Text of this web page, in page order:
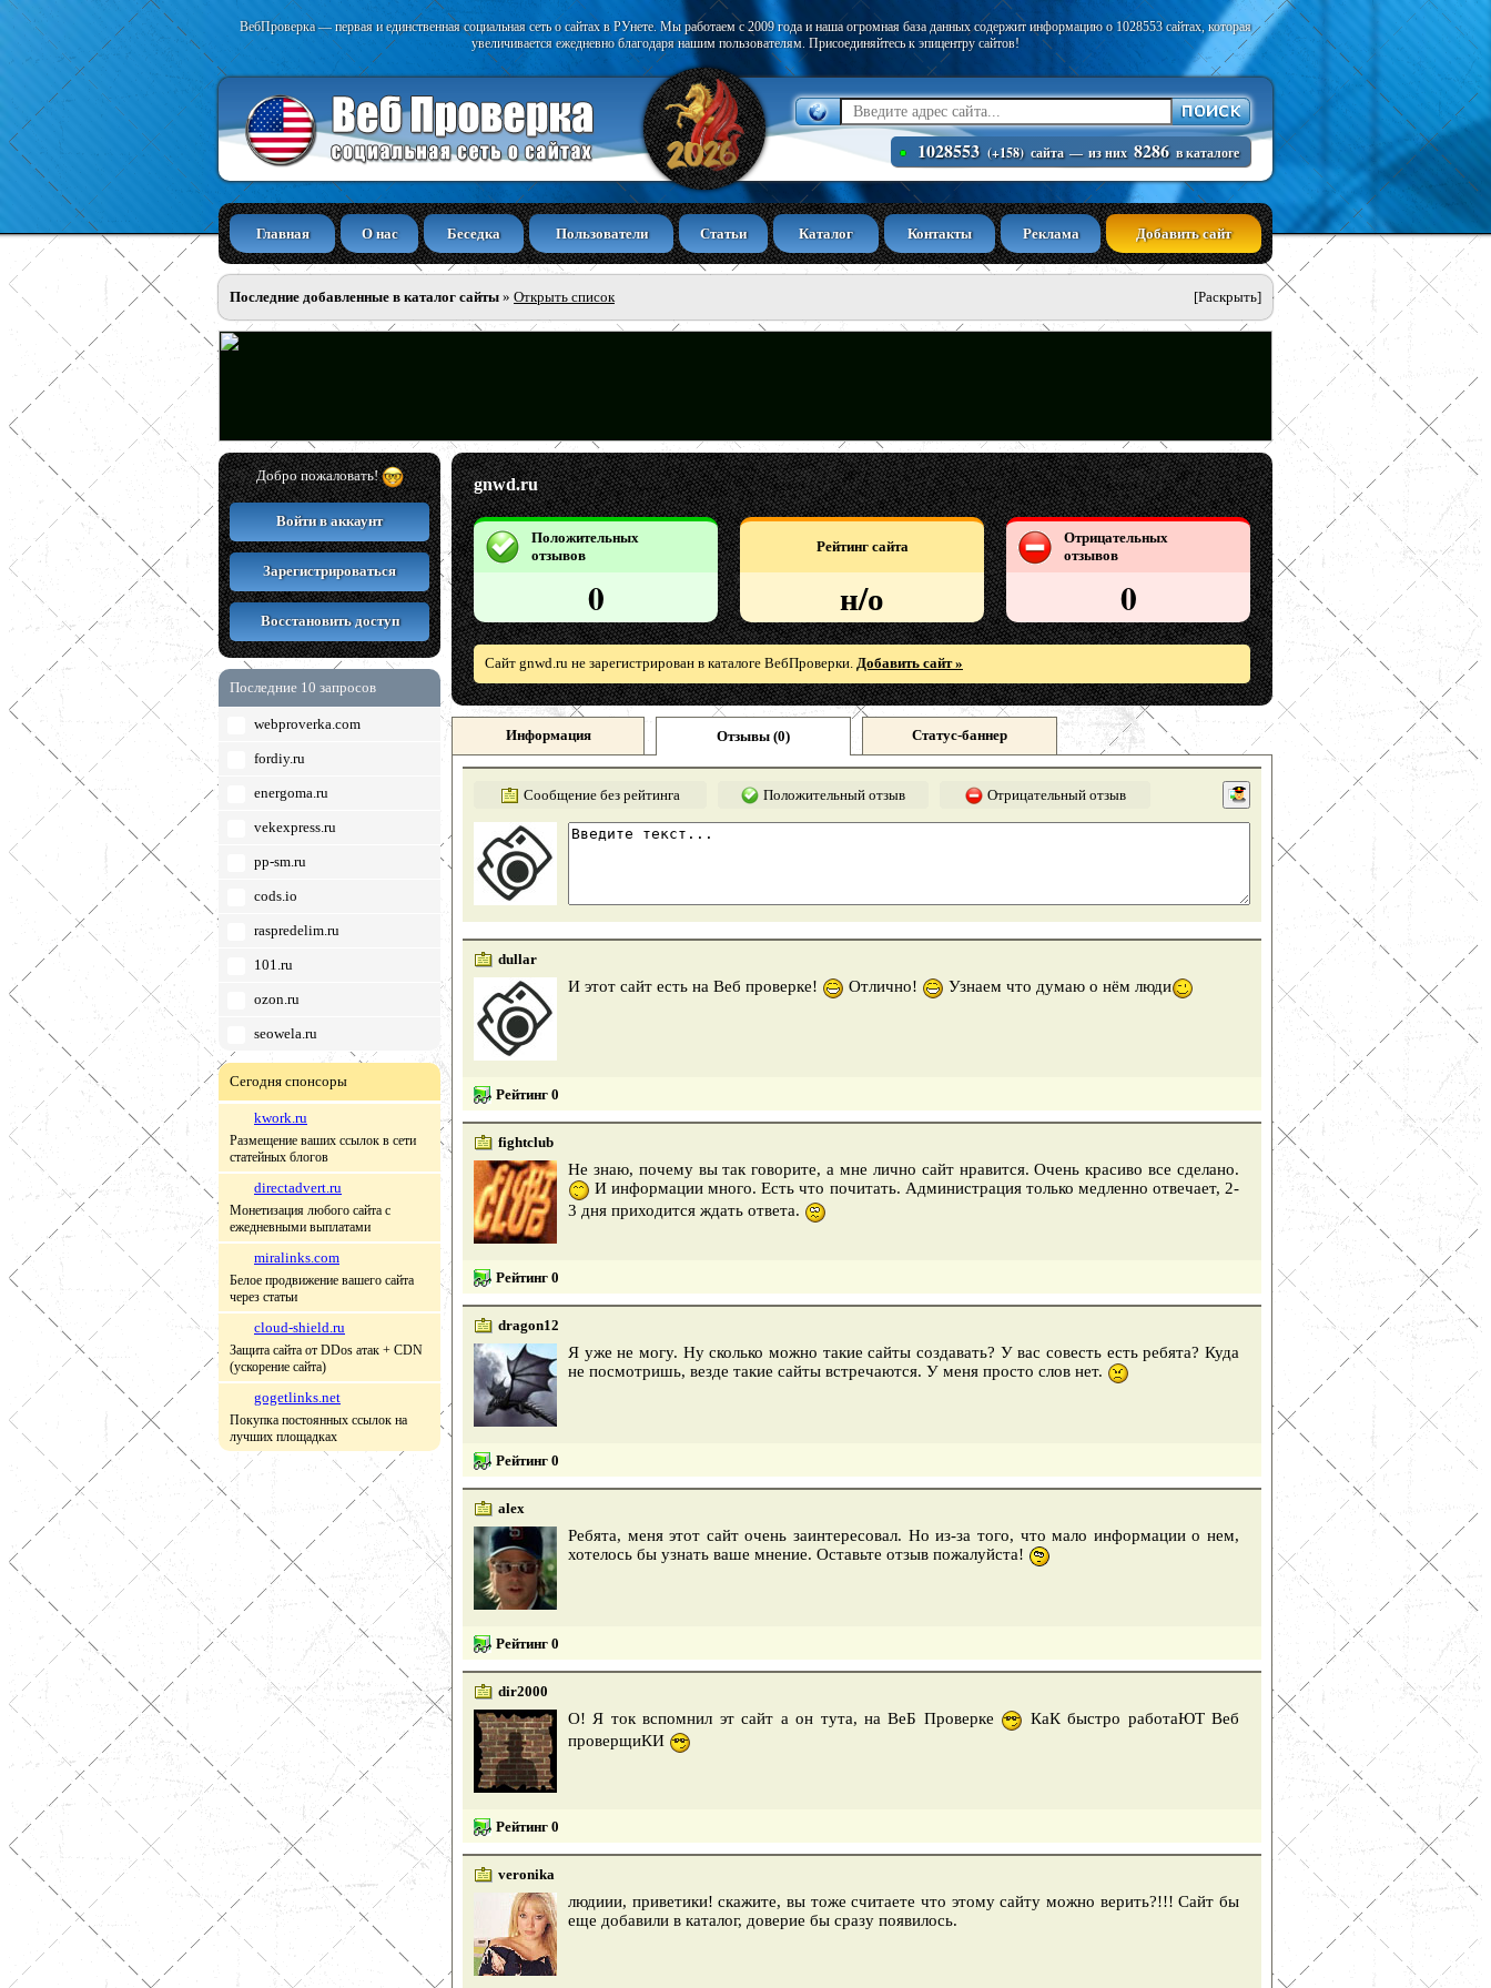
ВебПроверка — первая и единственная социальная сеть о сайтах в РУнете. Мы работаем с 2009 года и наша огромная база данных содержит информацию о 1028553 сайтах, которая
увеличивается ежедневно благодаря нашим пользователям. Присоединяйтесь к эпицентру сайтов!
1028553 (+158) сайта — из них 8286 в каталоге
Главная О нас Беседка Пользователи Статьи Каталог Контакты Реклама Добавить сайт
Последние добавленные в каталог сайты » Открыть список [Раскрыть]
Добро пожаловать!
Войти в аккаунт
Зарегистрироваться
Восстановить доступ
Последние 10 запросов
webproverka.com
fordiy.ru
energoma.ru
vekexpress.ru
pp-sm.ru
cods.io
raspredelim.ru
101.ru
ozon.ru
seowela.ru
Сегодня спонсоры
kwork.ru
Размещение ваших ссылок в сети
статейных блогов
directadvert.ru
Монетизация любого сайта с
ежедневными выплатами
miralinks.com
Белое продвижение вашего сайта
через статьи
cloud-shield.ru
Защита сайта от DDos атак + CDN
(ускорение сайта)
gogetlinks.net
Покупка постоянных ссылок на
лучших площадках
gnwd.ru
Положительных
отзывов
0
Рейтинг сайта
н/о
Отрицательных
отзывов
0
Сайт gnwd.ru не зарегистрирован в каталоге ВебПроверки. Добавить сайт »
Информация Отзывы (0) Статус-баннер
Сообщение без рейтинга Положительный отзыв Отрицательный отзыв
dullar
И этот сайт есть на Веб проверке! Отлично! Узнаем что думаю о нём люди
Рейтинг 0
fightclub
Не знаю, почему вы так говорите, а мне лично сайт нравится. Очень красиво все сделано.
И информации много. Есть что почитать. Администрация только медленно отвечает, 2-
3 дня приходится ждать ответа.
Рейтинг 0
dragon12
Я уже не могу. Ну сколько можно такие сайты создавать? У вас совесть есть ребята? Куда
не посмотришь, везде такие сайты встречаются. У меня просто слов нет.
Рейтинг 0
alex
Ребята, меня этот сайт очень заинтересовал. Но из-за того, что мало информации о нем,
хотелось бы узнать ваше мнение. Оставьте отзыв пожалуйста!
Рейтинг 0
dir2000
О! Я ток вспомнил эт сайт а он тута, на ВеБ Проверке
КаК быстро работаЮТ Веб
проверщиКИ
Рейтинг 0
veronika
людиии, приветики! скажите, вы тоже считаете что этому сайту можно верить?!!! Сайт бы
еще добавили в каталог, доверие бы сразу появилось.